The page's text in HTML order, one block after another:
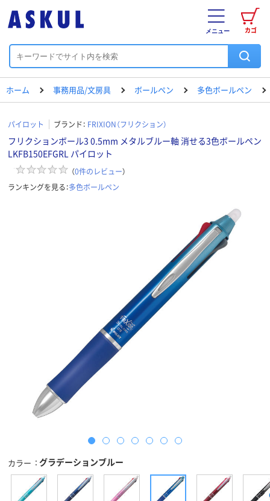
カゴ
メニュー
ホーム 事務用品/文房具 ボールペン 多色ボールペン
パイロット ブランド： FRIXION（フリクション）
フリクションボール3 0.5mm メタルブルー軸 消せる3色ボールペン
LKFB150EFGRL パイロット
（0件のレビュー）
ランキングを見る：多色ボールペン
カラー グラデーションブルー